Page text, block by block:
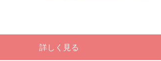
詳しく見る